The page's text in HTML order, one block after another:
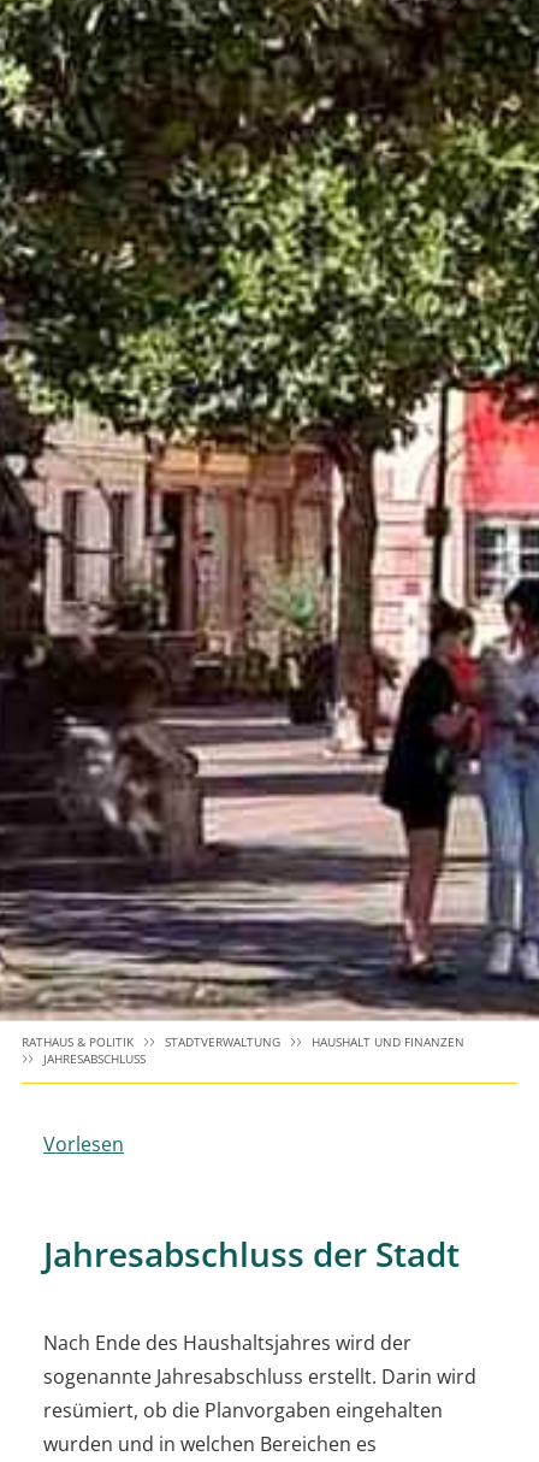
RATHAUS & POLITIK STADTVERWALTUNG
HAUSHALT UND FINANZEN
JAHRESABSCHLUSS
Vorlesen
Jahresabschluss der Stadt
Nach Ende des Haushaltsjahres wird der
sogenannte Jahresabschluss erstellt. Darin wird
resümiert, ob die Planvorgaben eingehalten
wurden und in welchen Bereichen es